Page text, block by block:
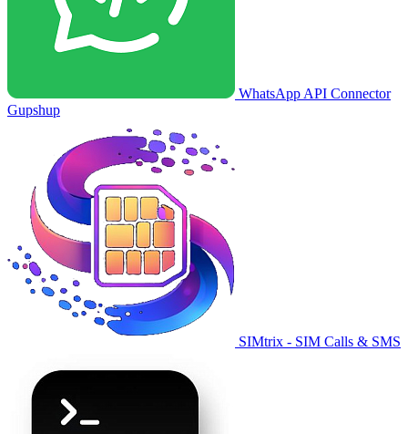
WhatsApp API Connector
Gupshup
SIMtrix - SIM Calls & SMS